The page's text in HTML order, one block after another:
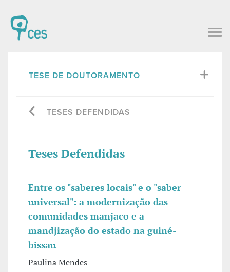
TESE DE DOUTORAMENTO
TESES DEFENDIDAS
Teses Defendidas
Entre os "saberes locais" e o "saber
universal": a modernização das
comunidades manjaco e a
mandjização do estado na guiné-
bissau
Paulina Mendes